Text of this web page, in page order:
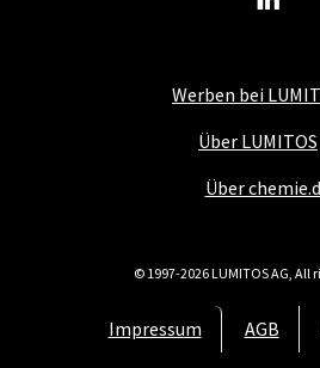
Werben bei
Über LUMITOS
Über
Impressum AGB
© 1997-2026 LUMITOS AG, All